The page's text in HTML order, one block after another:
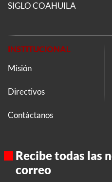
SIGLO COAHUILA
INSTITUCIONAL
Misión
Directivos
Contáctanos
Recibe todas las
correo